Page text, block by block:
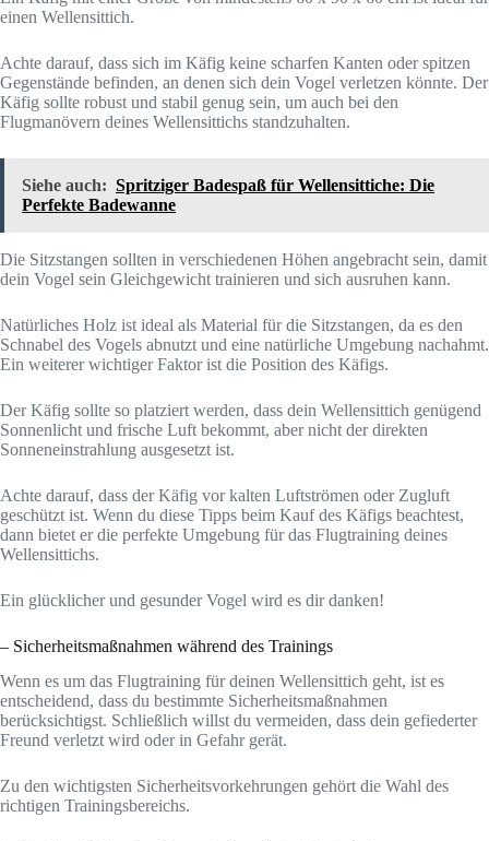
einen Wellensittich.
Achte darauf, dass sich im Käfig keine scharfen Kanten oder spitzen
Gegenstände befinden, an denen sich dein Vogel verletzen könnte. Der
Käfig sollte robust und stabil genug sein, um auch bei den
Flugmanövern deines Wellensittichs standzuhalten.
Siehe auch: Spritziger Badespaß für Wellensittiche: Die
Perfekte Badewanne
Die Sitzstangen sollten in verschiedenen Höhen angebracht sein, damit
dein Vogel sein Gleichgewicht trainieren und sich ausruhen kann.
Natürliches Holz ist ideal als Material für die Sitzstangen, da es den
Schnabel des Vogels abnutzt und eine natürliche Umgebung nachahmt.
Ein weiterer wichtiger Faktor ist die Position des Käfigs.
Der Käfig sollte so platziert werden, dass dein Wellensittich genügend
Sonnenlicht und frische Luft bekommt, aber nicht der direkten
Sonneneinstrahlung ausgesetzt ist.
Achte darauf, dass der Käfig vor kalten Luftströmen oder Zugluft
geschützt ist. Wenn du diese Tipps beim Kauf des Käfigs beachtest,
dann bietet er die perfekte Umgebung für das Flugtraining deines
Wellensittichs.
Ein glücklicher und gesunder Vogel wird es dir danken!
– Sicherheitsmaßnahmen während des Trainings
Wenn es um das Flugtraining für deinen Wellensittich geht, ist es
entscheidend, dass du bestimmte Sicherheitsmaßnahmen
berücksichtigst. Schließlich willst du vermeiden, dass dein gefiederter
Freund verletzt wird oder in Gefahr gerät.
Zu den wichtigsten Sicherheitsvorkehrungen gehört die Wahl des
richtigen Trainingsbereichs.